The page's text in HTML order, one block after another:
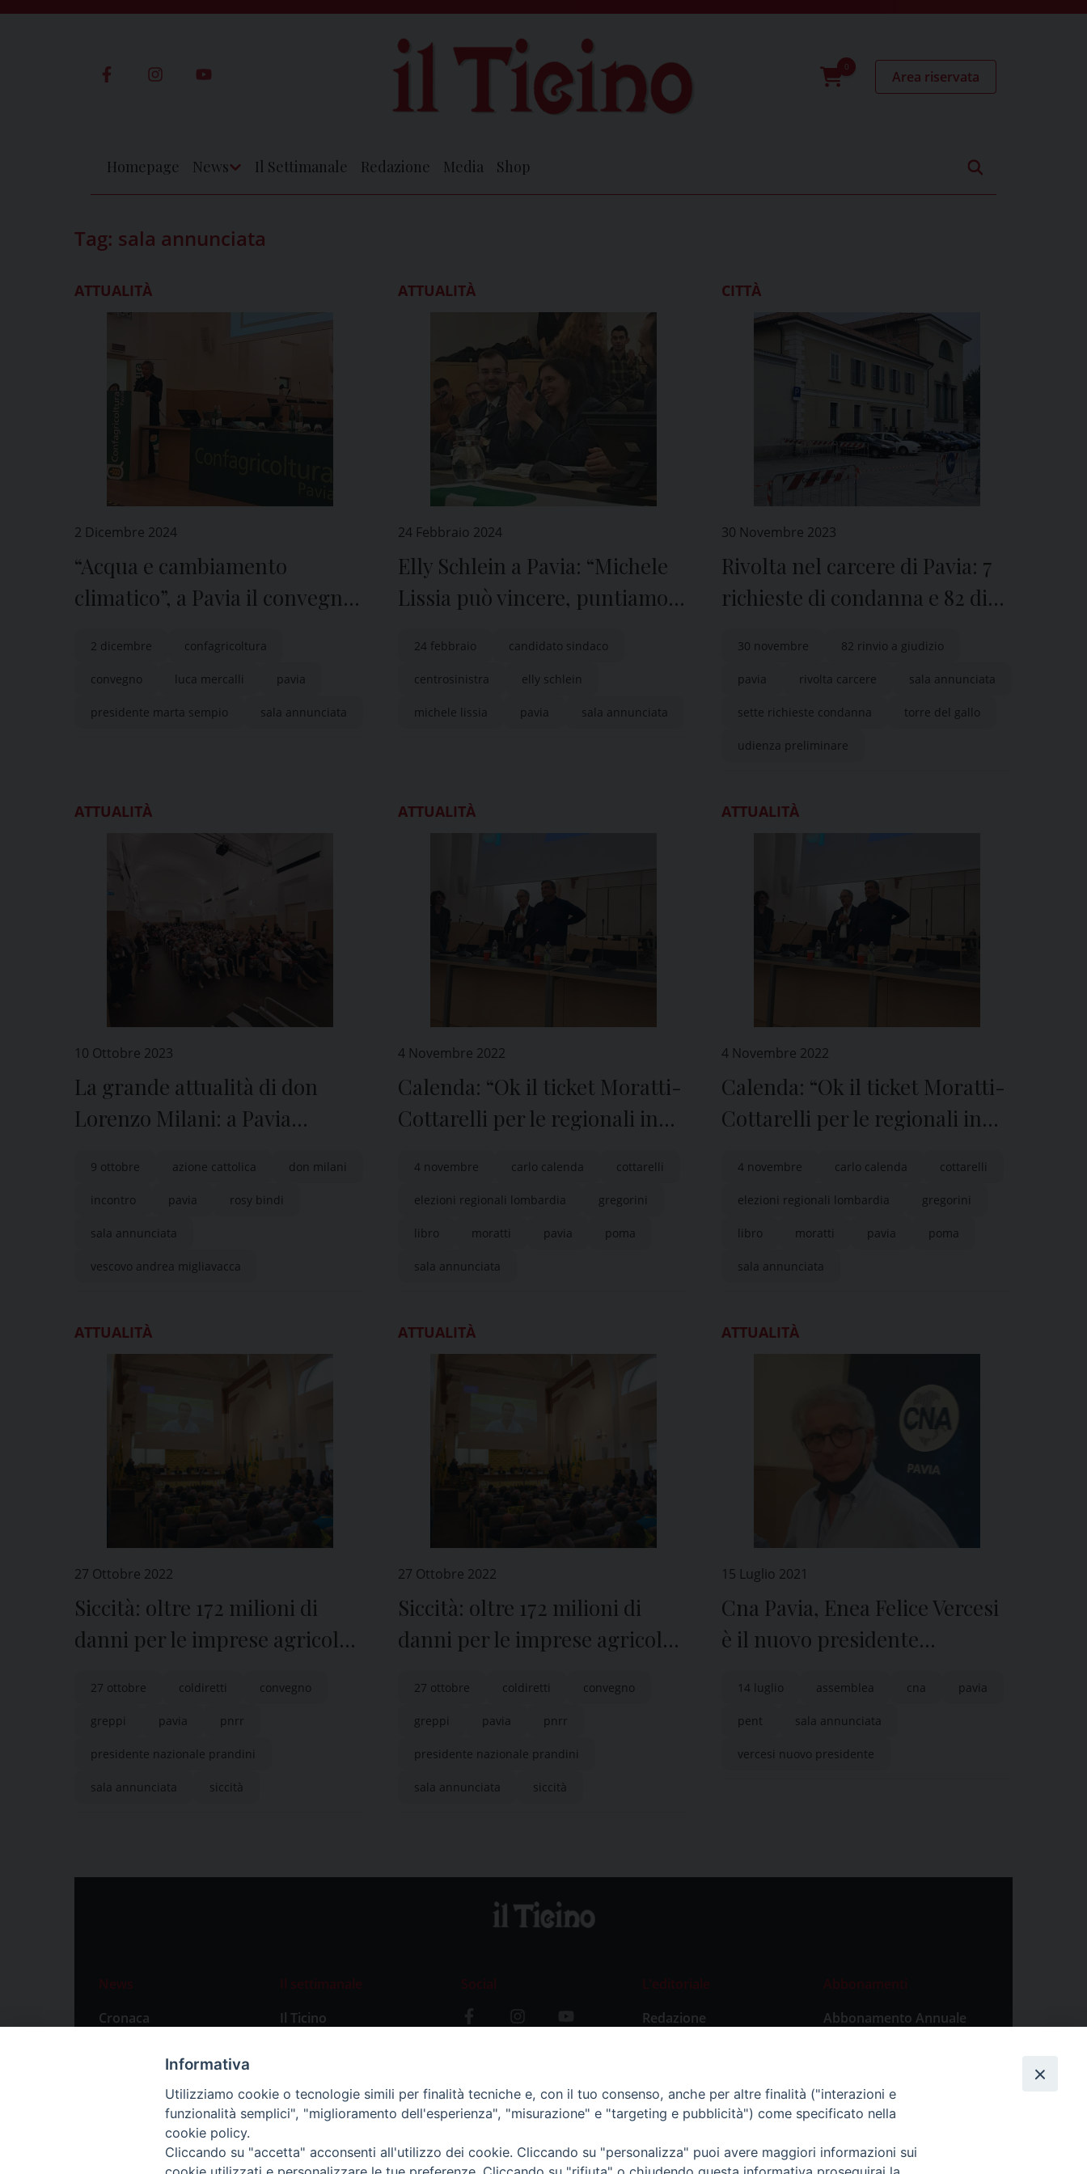
0
Area riservata
Homepage News Il Settimanale Redazione Media Shop
Tag: sala annunciata
ATTUALITÀ
2 Dicembre 2024
“Acqua e cambiamento
climatico”, a Pavia il convegno
2 dicembre confagricoltura
convegno luca mercalli pavia
presidente marta sempio sala annunciata
ATTUALITÀ
24 Febbraio 2024
Elly Schlein a Pavia: “Michele
Lissia può vincere, puntiamo
24 febbraio candidato sindaco
centrosinistra elly schlein
michele lissia pavia sala annunciata
CITTÀ
30 Novembre 2023
Rivolta nel carcere di Pavia: 7
richieste di condanna e 82 di
30 novembre 82 rinvio a giudizio
pavia rivolta carcere sala annunciata
sette richieste condanna torre del gallo
udienza preliminare
ATTUALITÀ
10 Ottobre 2023
La grande attualità di don
Lorenzo Milani: a Pavia
9 ottobre azione cattolica don milani
incontro pavia rosy bindi
sala annunciata
vescovo andrea migliavacca
ATTUALITÀ
4 Novembre 2022
Calenda: “Ok il ticket Moratti-
Cottarelli per le regionali in
4 novembre carlo calenda cottarelli
elezioni regionali lombardia gregorini
libro moratti pavia poma
sala annunciata
ATTUALITÀ
4 Novembre 2022
Calenda: “Ok il ticket Moratti-
Cottarelli per le regionali in
4 novembre carlo calenda cottarelli
elezioni regionali lombardia gregorini
libro moratti pavia poma
sala annunciata
ATTUALITÀ
27 Ottobre 2022
Siccità: oltre 172 milioni di
danni per le imprese agricole
27 ottobre coldiretti convegno
greppi pavia pnrr
presidente nazionale prandini
sala annunciata siccità
ATTUALITÀ
27 Ottobre 2022
Siccità: oltre 172 milioni di
danni per le imprese agricole
27 ottobre coldiretti convegno
greppi pavia pnrr
presidente nazionale prandini
sala annunciata siccità
ATTUALITÀ
15 Luglio 2021
Cna Pavia, Enea Felice Vercesi
è il nuovo presidente
14 luglio assemblea cna pavia
pent sala annunciata
vercesi nuovo presidente
News
Cronaca
Primo Piano
Il settimanale
Il Ticino
Social
L’editoriale
Redazione
Abbonamenti
Abbonamento Annuale
Abbonamento Singola
Informativa
Utilizziamo cookie o tecnologie simili per finalità tecniche e, con il tuo consenso, anche per altre finalità ("interazioni e
funzionalità semplici", "miglioramento dell'esperienza", "misurazione" e "targeting e pubblicità") come specificato nella
cookie policy.
Cliccando su "accetta" acconsenti all'utilizzo dei cookie. Cliccando su "personalizza" puoi avere maggiori informazioni sui